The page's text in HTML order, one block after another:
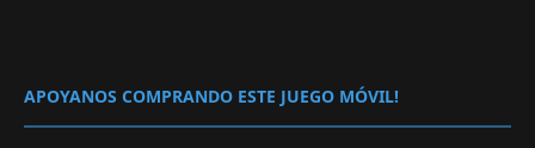
APOYANOS COMPRANDO ESTE JUEGO MÓVIL!